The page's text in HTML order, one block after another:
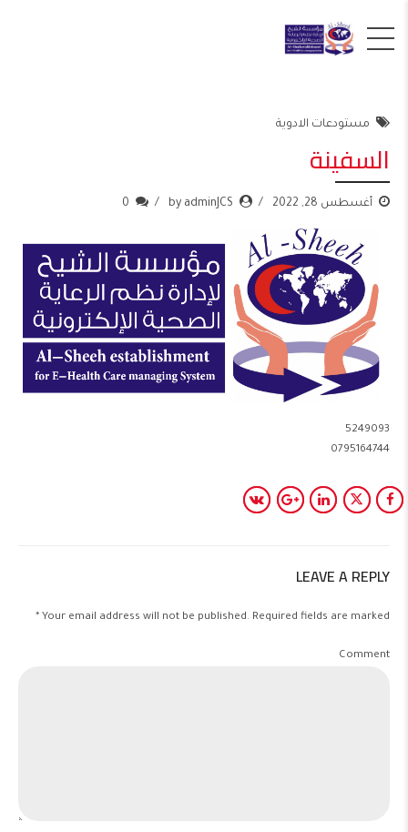
مستودعات الادوية
السفينة
أغسطس 28, 2022 by adminJCS
0
5249093
0795164744
LEAVE A REPLY
Your email address will not be published. Required fields are marked *
Comment